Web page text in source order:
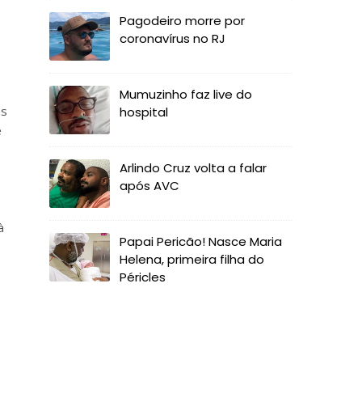
Pagodeiro morre por
coronavírus no RJ
Mumuzinho faz live do
hospital
Arlindo Cruz volta a falar
após AVC
Papai Pericão! Nasce Maria
Helena, primeira filha do
Péricles